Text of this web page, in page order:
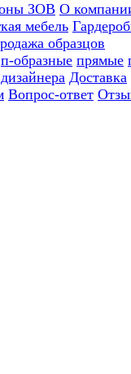
ЗОВ О
мебель
образцов
п-образные прямые
Доставка
Вопрос-ответ